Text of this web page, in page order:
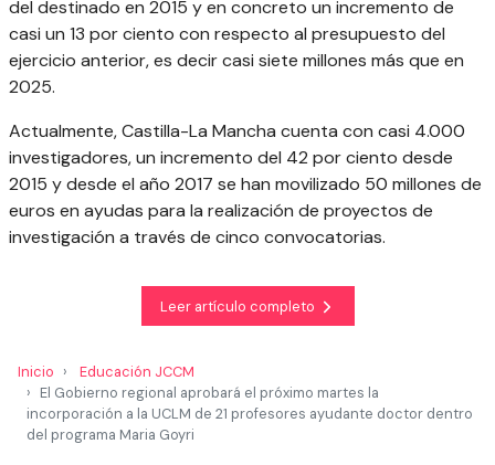
del destinado en 2015 y en concreto un incremento de
casi un 13 por ciento con respecto al presupuesto del
ejercicio anterior, es decir casi siete millones más que en
2025.
Actualmente, Castilla-La Mancha cuenta con casi 4.000
investigadores, un incremento del 42 por ciento desde
2015 y desde el año 2017 se han movilizado 50 millones de
euros en ayudas para la realización de proyectos de
investigación a través de cinco convocatorias.
Leer artículo completo
Inicio
Educación JCCM
El Gobierno regional aprobará el próximo martes la
incorporación a la UCLM de 21 profesores ayudante doctor dentro
del programa Maria Goyri